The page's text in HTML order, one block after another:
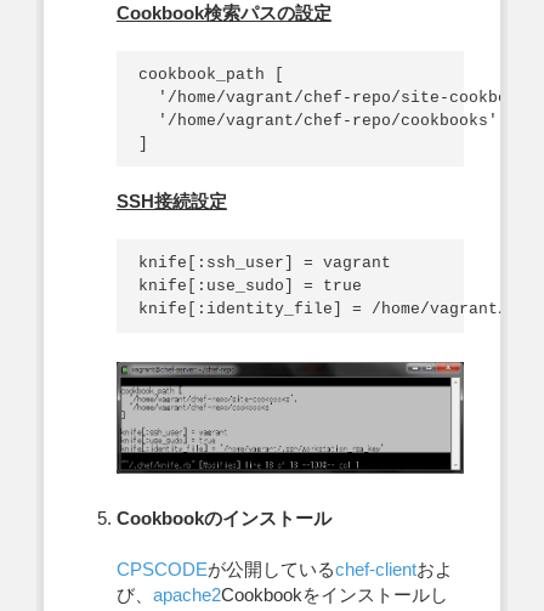
Cookbook検索パスの設定
cookbook_path [
'/home/vagrant/chef-repo/site-
  '/home/vagrant/chef-repo/cookbooks'
SSH接続設定
knife[:ssh_user] = vagrant
knife[:use_sudo] = true
Cookbookのインストール
CPSCODEが公開しているchef-clientおよ
び、 apache2Cookbookをインストールし